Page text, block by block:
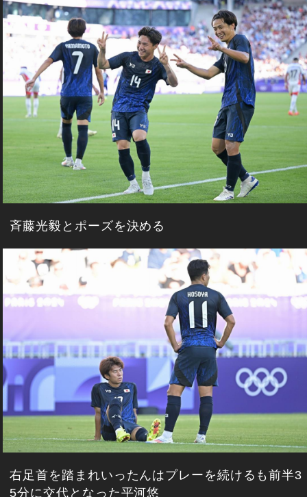
斉藤光毅とポーズを決める
右足首を踏まれいったんはプレーを続けるも前半3
5分に交代となった平河悠